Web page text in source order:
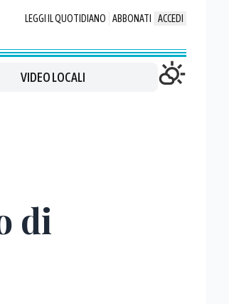
LEGGI IL QUOTIDIANO ABBONATI ACCEDI
VIDEO LOCALI
di